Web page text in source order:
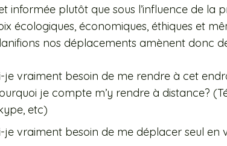
informée plutôt que sous l’influence de la
écologiques, économiques, éthiques et
nos déplacements amènent donc
je vraiment besoin de me rendre à cet
je compte m’y rendre à distance?
etc)
je vraiment besoin de me déplacer seul en